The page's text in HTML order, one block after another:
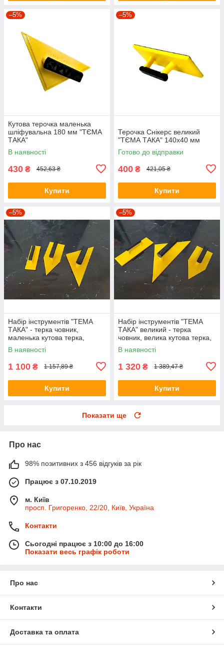
–5%
Кутова терочка маленька
шліфувальна 180 мм "ТЄМА
ТАКА"
В наявності
430 ₴ 452,63 ₴
Купити
–5%
Терочка Снікерс великий
"ТЄМА ТАКА" 140х40 мм
Готово до відправки
400 ₴ 421,05 ₴
Купити
–5%
Набір інструментів "ТЕМА
ТАКА" - терка човник,
маленька кутова терка,
маленький снікерс
В наявності
1 100 ₴ 1 157,89 ₴
Купити
–5%
Набір інструментів "ТЕМА
ТАКА" великий - терка
човник, велика кутова терка,
великий снікерс
В наявності
1 320 ₴ 1 389,47 ₴
Купити
Показати ще
Про нас
98% позитивних з 456 відгуків за рік
Працює з 07.10.2019
м. Київ
просп. Григоренко, 22/20, Київ, Україна
Контакти
Сьогодні працює з 10:00 до 16:00
Показати весь графік роботи
Про нас
Контакти
Доставка та оплата